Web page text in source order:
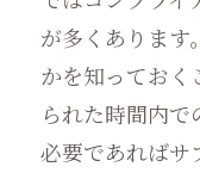
が多くあります
かを知っておく
られた時間内で
必要であればサ